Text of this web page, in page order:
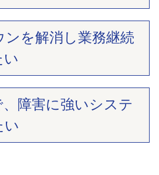
ンを解消し業務継続
い
障害に強いシステ
い